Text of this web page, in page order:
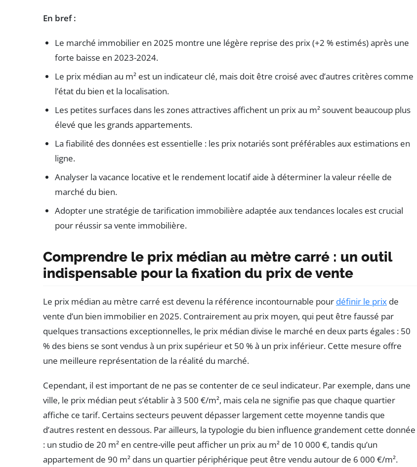
En bref :
Le marché immobilier en 2025 montre une légère reprise des prix (+2 % estimés) après une
forte baisse en 2023-2024.
Le prix médian au m² est un indicateur clé, mais doit être croisé avec d’autres critères comme
l’état du bien et la localisation.
Les petites surfaces dans les zones attractives affichent un prix au m² souvent beaucoup plus
élevé que les grands appartements.
La fiabilité des données est essentielle : les prix notariés sont préférables aux estimations en
ligne.
Analyser la vacance locative et le rendement locatif aide à déterminer la valeur réelle de
marché du bien.
Adopter une stratégie de tarification immobilière adaptée aux tendances locales est crucial
pour réussir sa vente immobilière.
Comprendre le prix médian au mètre carré : un outil
indispensable pour la fixation du prix de vente
Le prix médian au mètre carré est devenu la référence incontournable pour définir le prix de
vente d’un bien immobilier en 2025. Contrairement au prix moyen, qui peut être faussé par
quelques transactions exceptionnelles, le prix médian divise le marché en deux parts égales : 50
% des biens se sont vendus à un prix supérieur et 50 % à un prix inférieur. Cette mesure offre
une meilleure représentation de la réalité du marché.
Cependant, il est important de ne pas se contenter de ce seul indicateur. Par exemple, dans une
ville, le prix médian peut s’établir à 3 500 €/m², mais cela ne signifie pas que chaque quartier
affiche ce tarif. Certains secteurs peuvent dépasser largement cette moyenne tandis que
d’autres restent en dessous. Par ailleurs, la typologie du bien influence grandement cette donnée
: un studio de 20 m² en centre-ville peut afficher un prix au m² de 10 000 €, tandis qu’un
appartement de 90 m² dans un quartier périphérique peut être vendu autour de 6 000 €/m².